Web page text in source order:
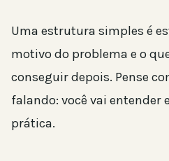
Uma estrutura simples é
motivo do problema e o
conseguir depois. Pense
falando: você vai entender
prática.